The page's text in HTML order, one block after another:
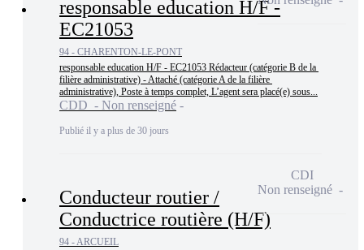
responsable education H/F -
EC21053
94 - CHARENTON-LE-PONT
responsable education H/F - EC21053 Rédacteur (catégorie B de la
filière administrative) - Attaché (catégorie A de la filière
administrative), Poste à temps complet, L’agent sera placé(e) sous...
CDD - Non renseigné
Publié il y a plus de 30 jours
Conducteur routier /
Conductrice routière (H/F)
94 - ARCUEIL
CDI
Non renseigné